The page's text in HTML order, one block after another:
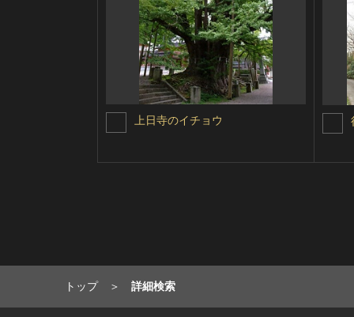
上日寺のイチョウ
トップ 詳細検索